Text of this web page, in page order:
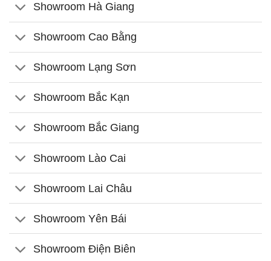
Showroom Hà Giang
Showroom Cao Bằng
Showroom Lạng Sơn
Showroom Bắc Kạn
Showroom Bắc Giang
Showroom Lào Cai
Showroom Lai Châu
Showroom Yên Bái
Showroom Điện Biên